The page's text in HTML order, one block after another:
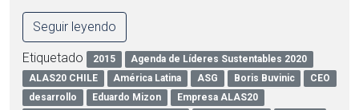
Seguir leyendo
Etiquetado 2015
Agenda de Líderes Sustentables 2020
ALAS20 CHILE
América Latina ASG Boris Buvinic
CEO
desarrollo
Eduardo Mizon
Empresa ALAS20